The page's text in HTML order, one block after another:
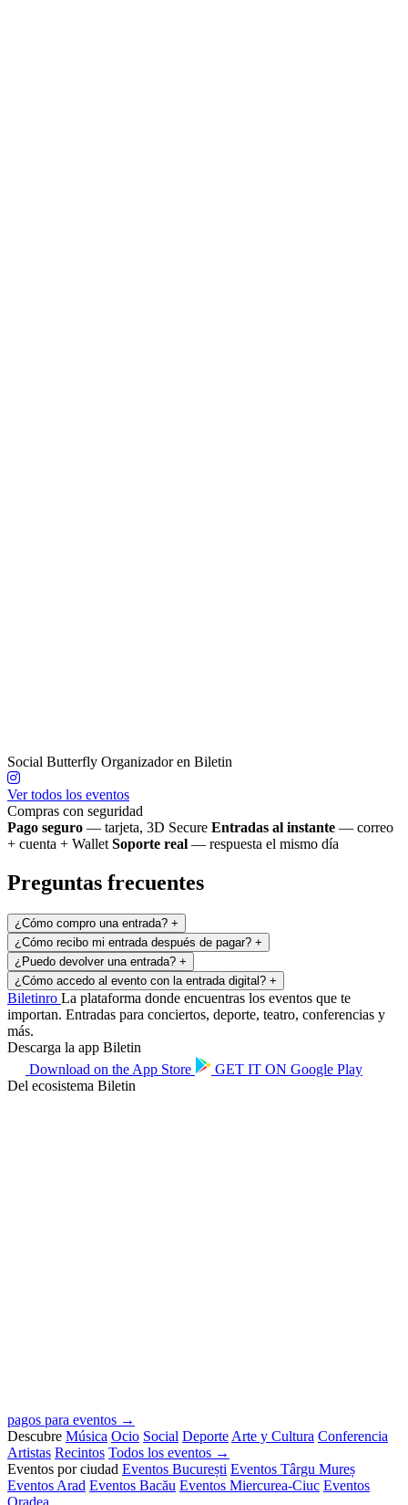
Social Butterfly Organizador en Biletin
Ver todos los eventos
Compras con seguridad
Pago seguro — tarjeta, 3D Secure Entradas al instante — correo
+ cuenta + Wallet Soporte real — respuesta el mismo día
Preguntas frecuentes
¿Cómo compro una entrada? +
¿Cómo recibo mi entrada después de pagar? +
¿Puedo devolver una entrada? +
¿Cómo accedo al evento con la entrada digital? +
Biletinro La plataforma donde encuentras los eventos que te
importan. Entradas para conciertos, deporte, teatro, conferencias y
más.
Descarga la app Biletin
Download on the App Store GET IT ON Google Play
Del ecosistema Biletin
pagos para eventos →
Descubre Música Ocio Social Deporte Arte y Cultura Conferencia
Artistas Recintos Todos los eventos →
Eventos por ciudad Eventos București Eventos Târgu Mureș
Eventos Arad Eventos Bacău Eventos Miercurea-Ciuc Eventos